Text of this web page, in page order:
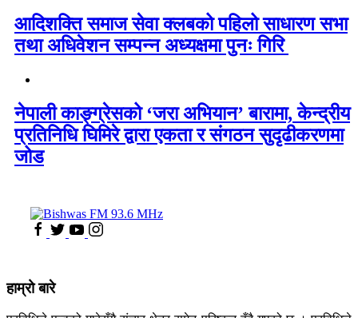
आदिशक्ति समाज सेवा क्लबको पहिलो साधारण सभा
तथा अधिवेशन सम्पन्न अध्यक्षमा पुनः गिरि
नेपाली काङ्ग्रेसको ‘जरा अभियान’ बारामा, केन्द्रीय
प्रतिनिधि घिमिरे द्वारा एकता र संगठन सुदृढीकरणमा
जोड
हाम्रो बारे